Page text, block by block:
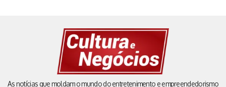
As notícias que moldam o mundo do entretenimento e empreendedorismo